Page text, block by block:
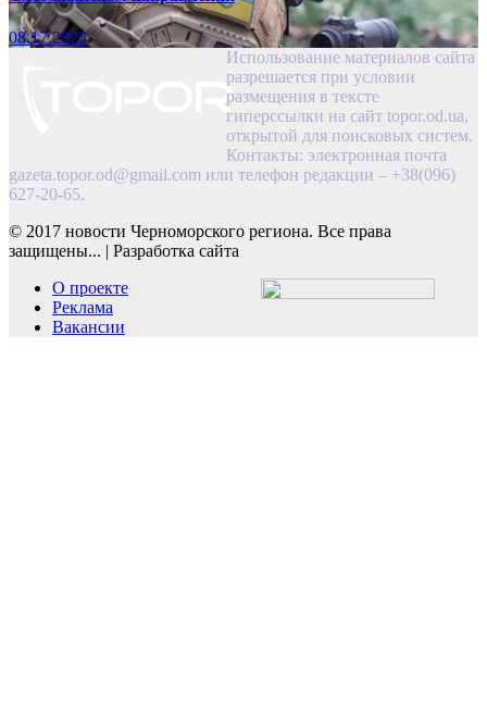
08.17.2025
Использование материалов сайта
разрешается при условии
размещения в тексте
гиперссылки на сайт topor.od.ua,
открытой для поисковых систем.
Контакты: электронная почта
gazeta.topor.od@gmail.com или телефон редакции – +38(096)
627-20-65.
© 2017 новости Черноморского региона. Все права
защищены... | Разработка сайта
О проекте
Реклама
Вакансии